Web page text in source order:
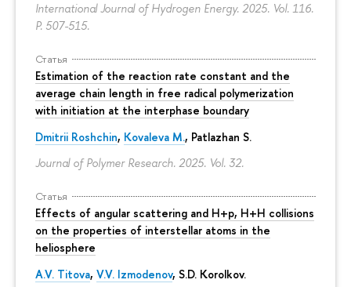
International Journal of Hydrogen Energy. 2025. Vol. 116.
P. 507-515.
Статья
Estimation of the reaction rate constant and the
average chain length in free radical polymerization
with initiation at the interphase boundary
Dmitrii Roshchin, Kovaleva M., Patlazhan S.
Journal of Polymer Research. 2025. Vol. 32.
Статья
Effects of angular scattering and H+p, H+H collisions
on the properties of interstellar atoms in the
heliosphere
A.V. Titova, V.V. Izmodenov, S.D. Korolkov.